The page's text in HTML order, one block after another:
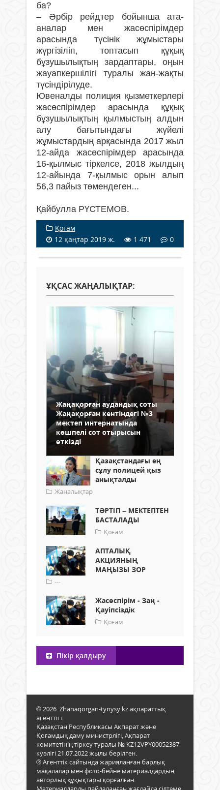
ба?
– Әрбір рейдтер бойынша ата-
аналар мен жасөспірімдер
арасында түсінік жұмыстары
жүргізіліп, топтасып құқық
бұзушылықтың зардаптары, оңын
жауапкершілігі туралы жан-жақты
түсіндірілуде.
Ювеналды полиция қызметкерлері
жасөспірімдер арасында құқық
бұзушылықтың қылмыстың алдын
алу бағытындағы жүйелі
жұмыстардың арқасында 2017 жыл
12-айда жасөспірімдер арасында
16-қылмыс тіркелсе, 2018 жылдың
12-айында 7-қылмыс орын алып
56,3 пайыз төмендеген...
Қайбулла РҮСТЕМОВ.
Қоғам
12 қаңтар 2019 ж.
1 471 0
ҰҚСАС ЖАҢАЛЫҚТАР:
Жаңақорған аудандық соты
Жаңақорған кентіндегі №3
мектеп интернатында
көшпелі сот отырысын
өткізді
Қазақстандағы ең
сұлу полицей қыз
анықталды
Жаңалықтар
ТӘРТІП – МЕКТЕПТЕН
БАСТАЛАДЫ
Қоғам
АПТАЛЫҚ
АКЦИЯНЫҢ
МАҢЫЗЫ ЗОР
---
Жасөспірім - Заң -
Қауіпсіздік
Қоғам
Пікір қалдыру
© 2026. Zhanaqorgan-tynysy.kz ақпараттық
агенттігі.
Қазақстан Республикасы Ақпарат және
Қоғамдық даму министрлігі, Ақпарат
комитетінің тіркеу туралы № KZ12VPY00052387
куәлігі 21.07.2022 жылы берілген.
® Агенттік сайтында жарияланған барлық
мақалалар мен фото-бейне материалдардың
авторлық құқықтары қорғалған.